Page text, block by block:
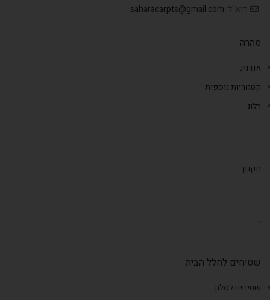
דוא"ל: saharacarpts@gmail.com
סהרה
אודות
קטגוריות נוספות
בלוג
תקנון
,
שטיחים לחלל הבית
שטיחים לסלון